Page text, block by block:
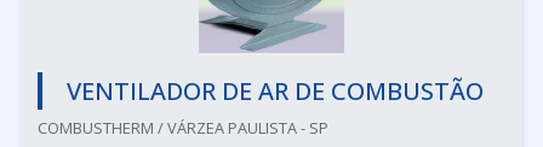
VENTILADOR DE AR DE COMBUSTÃO
COMBUSTHERM / VÁRZEA PAULISTA - SP